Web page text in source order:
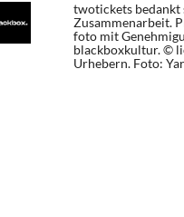
twotickets bedankt
Zusammenarbeit.
foto mit
blackboxkultur. ©
Urhebern. Foto: